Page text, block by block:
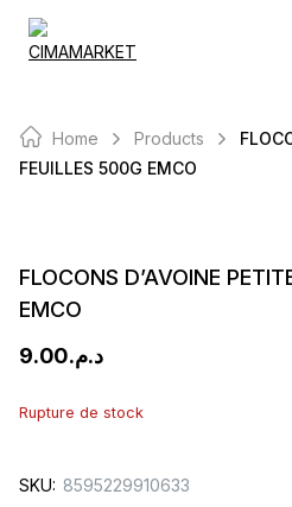
Skip
Home Products
FEUILLES 500G EMCO
FLOCONS D’AVOINE
EMCO
د.م.9.00
Rupture de stock
SKU: 8595229910633